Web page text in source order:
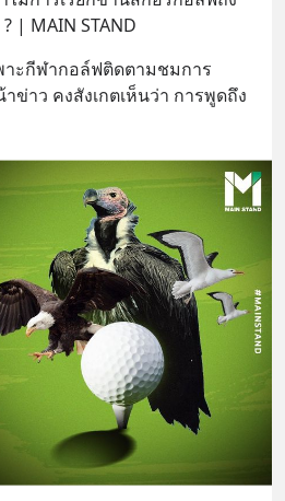
| MAIN STAND
ะกีฬากอล์ฟติดตามชมการ
าว คงสังเกตเห็นว่า การพูดถึง